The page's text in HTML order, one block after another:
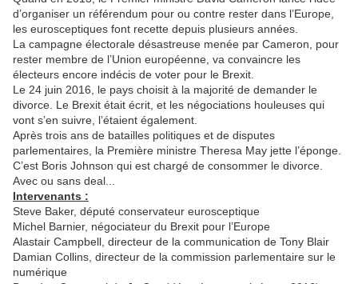
d’organiser un référendum pour ou contre rester dans l’Europe,
les eurosceptiques font recette depuis plusieurs années.
La campagne électorale désastreuse menée par Cameron, pour
rester membre de l’Union européenne, va convaincre les
électeurs encore indécis de voter pour le Brexit.
Le 24 juin 2016, le pays choisit à la majorité de demander le
divorce. Le Brexit était écrit, et les négociations houleuses qui
vont s’en suivre, l’étaient également.
Après trois ans de batailles politiques et de disputes
parlementaires, la Première ministre Theresa May jette l’éponge.
C’est Boris Johnson qui est chargé de consommer le divorce.
Avec ou sans deal...
Intervenants :
Steve Baker, député conservateur eurosceptique
Michel Barnier, négociateur du Brexit pour l’Europe
Alastair Campbell, directeur de la communication de Tony Blair
Damian Collins, directeur de la commission parlementaire sur le
numérique